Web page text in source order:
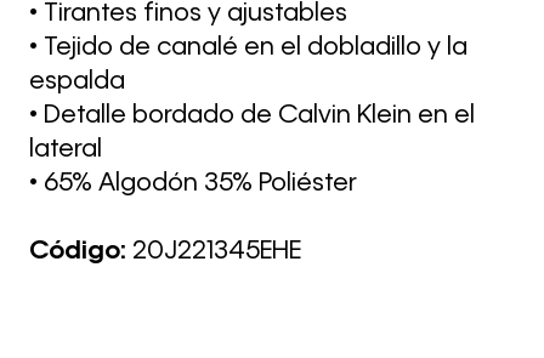
• Tirantes finos y ajustables
• Tejido de canalé en el dobladillo y la
espalda
• Detalle bordado de Calvin Klein en el
lateral
• 65% Algodón 35% Poliéster
Código: 20J221345EHE